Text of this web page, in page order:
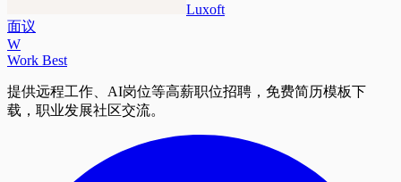
Luxoft
面议
W
Work Best
提供远程工作、AI岗位等高薪职位招聘，免费简历模板下
载，职业发展社区交流。